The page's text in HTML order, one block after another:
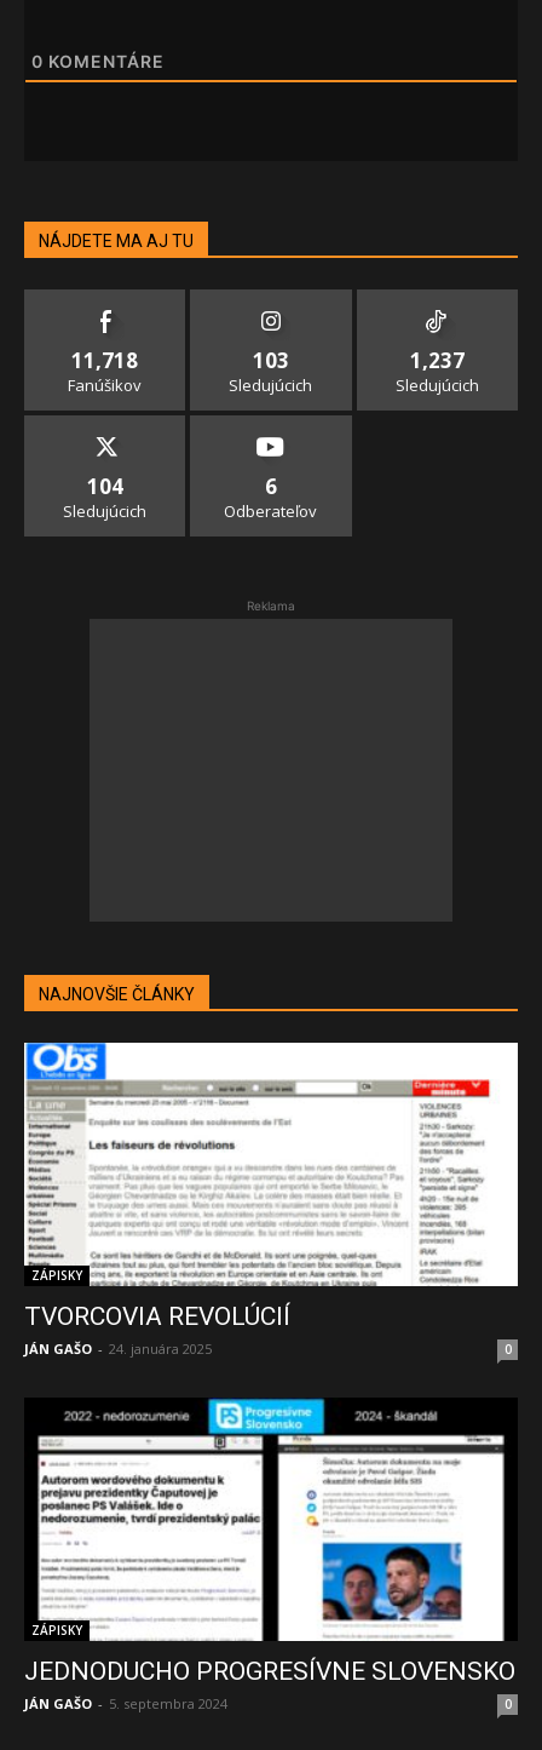
0 KOMENTÁRE
NÁJDETE MA AJ TU
11,718
Fanúšikov
103
Sledujúcich
1,237
Sledujúcich
104
Sledujúcich
6
Odberateľov
Reklama
NAJNOVŠIE ČLÁNKY
ZÁPISKY
TVORCOVIA REVOLÚCIÍ
JÁN GAŠO - 24. januára 2025 0
ZÁPISKY
JEDNODUCHO PROGRESÍVNE SLOVENSKO
JÁN GAŠO - 5. septembra 2024 0